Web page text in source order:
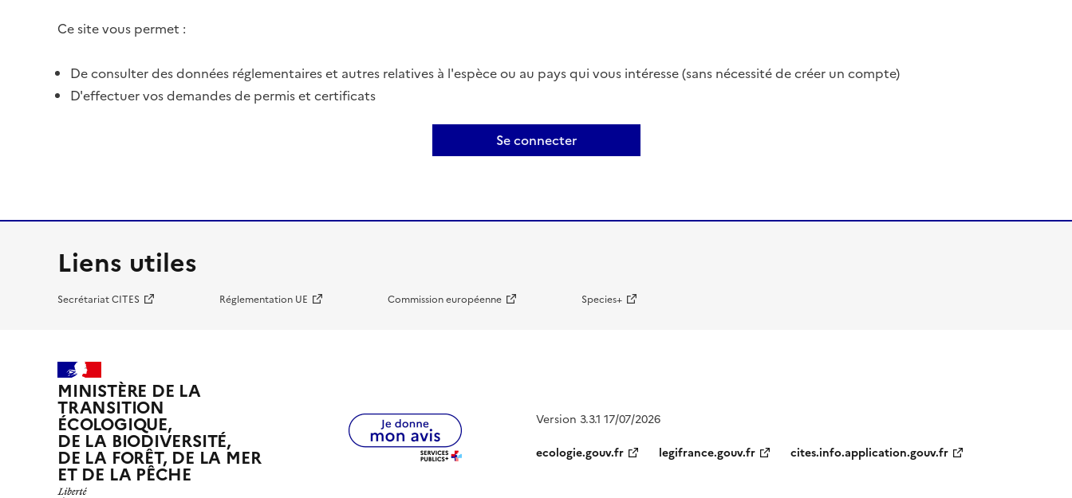
Ce site vous permet :
De consulter des données réglementaires et autres relatives à l'espèce ou au pays qui vous intéresse (sans nécessité de créer un compte)
D'effectuer vos demandes de permis et certificats
Se connecter
Liens utiles
Secrétariat CITES Réglementation UE Commission européenne Species+
MINISTÈRE DE LA
TRANSITION
ÉCOLOGIQUE,
DE LA BIODIVERSITÉ,
DE LA FORÊT, DE LA MER
ET DE LA PÊCHE
Version 3.3.1 17/07/2026
ecologie.gouv.fr
legifrance.gouv.fr cites.info.application.gouv.fr